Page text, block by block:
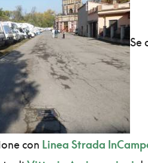
Se
con Linea Strada